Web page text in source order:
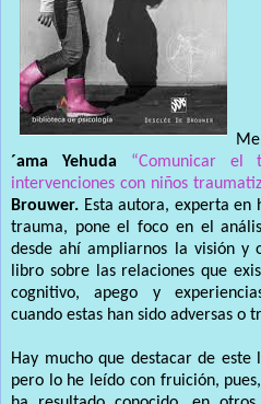
´ama Yehuda
“Comunicar el
intervenciones con niños
Brouwer. Esta autora, experta
trauma, pone el foco en el
desde ahí ampliarnos la visión y
libro sobre las relaciones que
cognitivo, apego y
cuando estas han sido adversas o
Hay mucho que destacar de
pero lo he leído con fruición,